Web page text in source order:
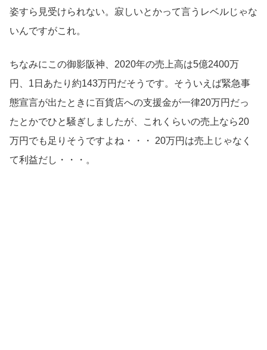
姿すら見受けられない。寂しいとかって言うレベルじゃな
いんですがこれ。
ちなみにこの御影阪神、2020年の売上高は5億2400万
円、1日あたり約143万円だそうです。そういえば緊急事
態宣言が出たときに百貨店への支援金が一律20万円だっ
たとかでひと騒ぎしましたが、これくらいの売上なら20
万円でも足りそうですよね・・・ 20万円は売上じゃなく
て利益だし・・・。